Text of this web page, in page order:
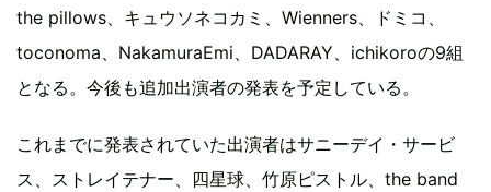
the pillows、キュウソネコカミ、Wienners、ドミコ、
toconoma、NakamuraEmi、DADARAY、ichikoroの9組
となる。今後も追加出演者の発表を予定している。
これまでに発表されていた出演者はサニーデイ・サービ
ス、ストレイテナー、四星球、竹原ピストル、the band